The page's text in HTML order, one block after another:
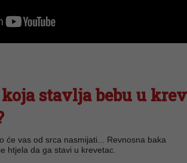
stavlja bebu u
će vas od srca nasmijati... Revnosna baka
htjela da ga stavi u krevetac.